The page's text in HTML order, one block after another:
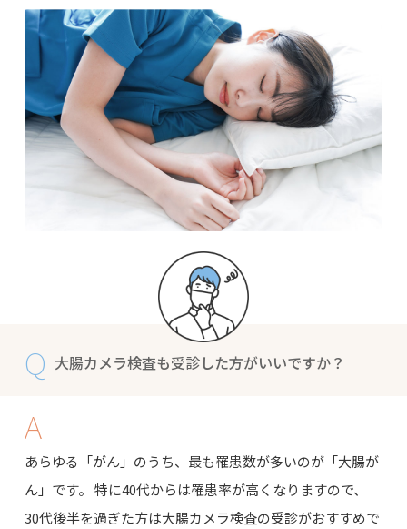
Q 大腸カメラ検査も受診した方がいいですか？
A
あらゆる「がん」のうち、最も罹患数が多いのが「大腸が
ん」です。 特に40代からは罹患率が高くなりますので、
30代後半を過ぎた方は大腸カメラ検査の受診がおすすめで